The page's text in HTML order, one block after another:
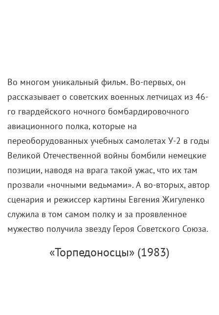
Во многом уникальный фильм. Во-первых, он
рассказывает о советских военных летчицах из 46-
го гвардейского ночного бомбардировочного
авиационного полка, которые на
переоборудованных учебных самолетах У-2 в годы
Великой Отечественной войны бомбили немецкие
позиции, наводя на врага такой ужас, что их там
прозвали «ночными ведьмами». А во-вторых, автор
сценария и режиссер картины Евгения Жигуленко
служила в том самом полку и за проявленное
мужество получила звезду Героя Советского Союза.
«Торпедоносцы» (1983)